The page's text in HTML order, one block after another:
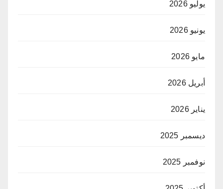
يوليو 2026
يونيو 2026
مايو 2026
أبريل 2026
يناير 2026
ديسمبر 2025
نوفمبر 2025